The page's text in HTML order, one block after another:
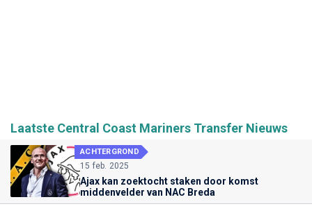
Laatste Central Coast Mariners Transfer Nieuws
ACHTERGROND
15 feb. 2025
Ajax kan zoektocht staken door komst
middenvelder van NAC Breda